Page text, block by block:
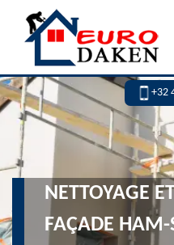
+32
NETTOYAGE
FAÇADE HAM-